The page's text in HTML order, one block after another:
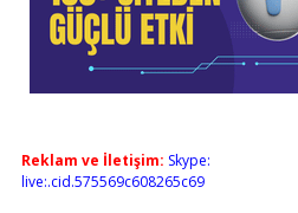
Reklam ve İletişim: Skype:
live:.cid.575569c608265c69